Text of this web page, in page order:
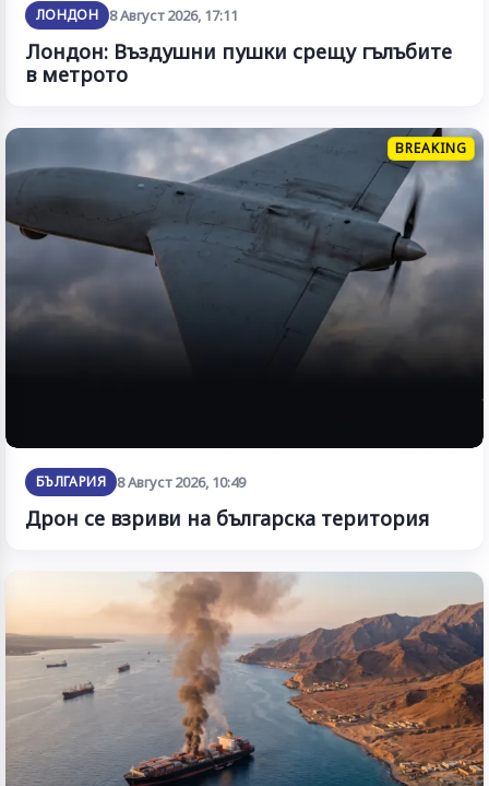
ЛОНДОН 8 Август 2026, 17:11
Лондон: Въздушни пушки срещу гълъбите
в метрото
BREAKING
БЪЛГАРИЯ 8 Август 2026, 10:49
Дрон се взриви на българска територия